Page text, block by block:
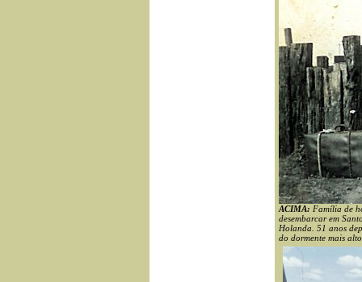
ACIMA: Família de
desembarcar em
Holanda. 51 anos
do dormente mais